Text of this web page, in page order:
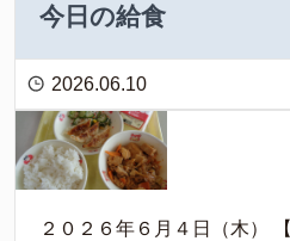
今日の給食
2026.06.10
２０２６年６月４日（木